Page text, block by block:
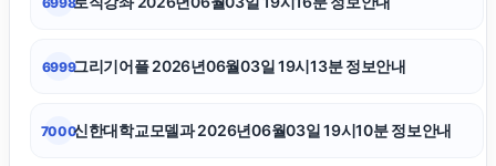
6999그리기어플 2026년06월03일 19시13분 정보안내
7000신한대학교모델과 2026년06월03일 19시10분 정보안내